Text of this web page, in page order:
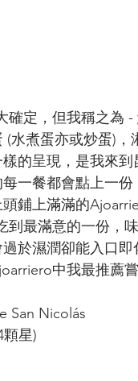
確定，但我稱之為
(水煮蛋亦或炒蛋)
的呈現，是我來
一餐都會點上一
鋪上滿滿的
到最滿意的一份，
於濕潤卻能入口
中我最推薦
San Nicolás
星)